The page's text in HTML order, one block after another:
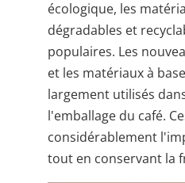
écologique, les
dégradables et
populaires. Les
et les matériaux à
largement utilisés
l'emballage du café.
considérablement
tout en conservant la